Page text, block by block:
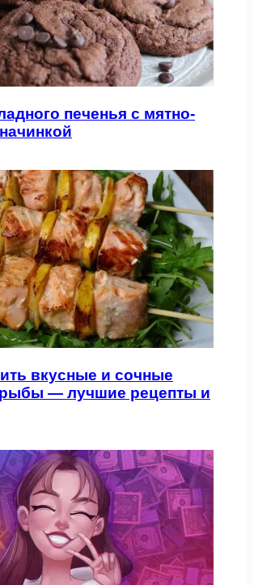
печенья с мятно-
вкусные и сочные
— лучшие рецепты и